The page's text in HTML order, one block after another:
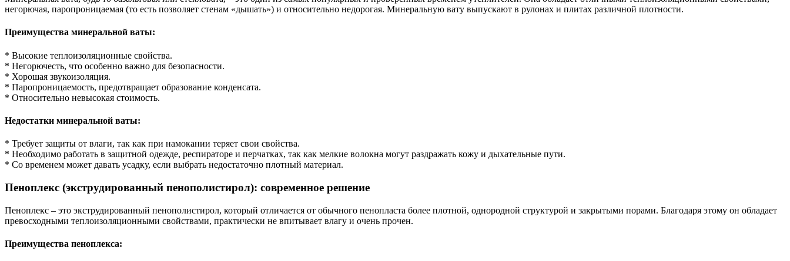
негорючая, паропроницаемая (то есть позволяет стенам «дышать») и относительно недорогая. Минеральную вату выпускают в рулонах и плитах различной плотности.
Преимущества минеральной ваты:
* Высокие теплоизоляционные свойства.
* Негорючесть, что особенно важно для безопасности.
* Хорошая звукоизоляция.
* Паропроницаемость, предотвращает образование конденсата.
* Относительно невысокая стоимость.
Недостатки минеральной ваты:
* Требует защиты от влаги, так как при намокании теряет свои свойства.
* Необходимо работать в защитной одежде, респираторе и перчатках, так как мелкие волокна могут раздражать кожу и дыхательные пути.
* Со временем может давать усадку, если выбрать недостаточно плотный материал.
Пеноплекс (экструдированный пенополистирол): современное решение
Пеноплекс – это экструдированный пенополистирол, который отличается от обычного пенопласта более плотной, однородной структурой и закрытыми порами. Благодаря этому он обладает
превосходными теплоизоляционными свойствами, практически не впитывает влагу и очень прочен.
Преимущества пеноплекса: